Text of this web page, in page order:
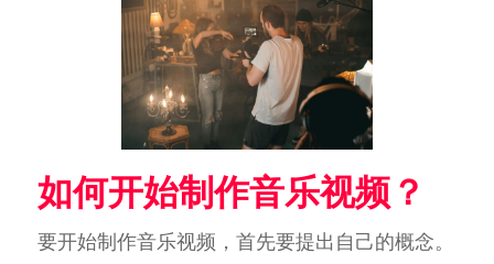
如何开始制作音乐视频？
要开始制作音乐视频，首先要提出自己的概念。